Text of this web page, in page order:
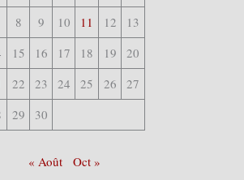
8 9 10 11 12
13
15 16 17 18 19
20
22 23 24 25 26
27
29 30
« Août Oct »